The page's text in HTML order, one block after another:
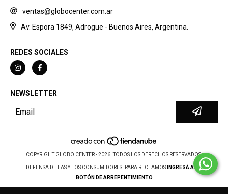
ventas@globocenter.com.ar
Av. Espora 1849, Adrogue - Buenos Aires, Argentina.
REDES SOCIALES
NEWSLETTER
COPYRIGHT GLOBO CENTER - 2026. TODOS LOS DERECHOS RESERVADOS.
DEFENSA DE LAS Y LOS CONSUMIDORES. PARA RECLAMOS
INGRESÁ ACÁ.
BOTÓN DE ARREPENTIMIENTO